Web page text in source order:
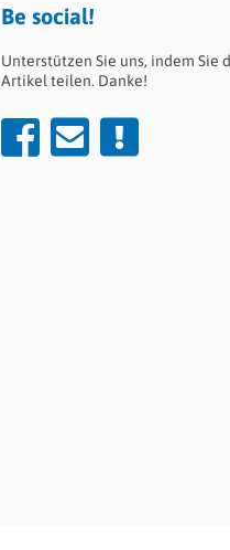
Be social!
Unterstützen Sie uns, indem Sie
Artikel teilen. Danke!